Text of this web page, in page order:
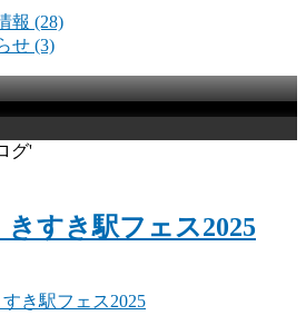
報 (28)
せ (3)
グ'
すき駅フェス2025
き駅フェス2025